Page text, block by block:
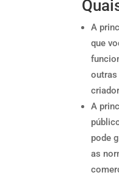
A
que
A
pode
as